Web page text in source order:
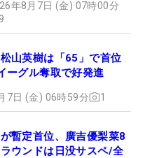
年8月7日 (金) 07時00分
9
山英樹は「65」で首位
グル奪取で好発進
7日 (金) 06時59分 1
暫定首位、廣吉優梨菜8
ウンドは日没サスペ/全